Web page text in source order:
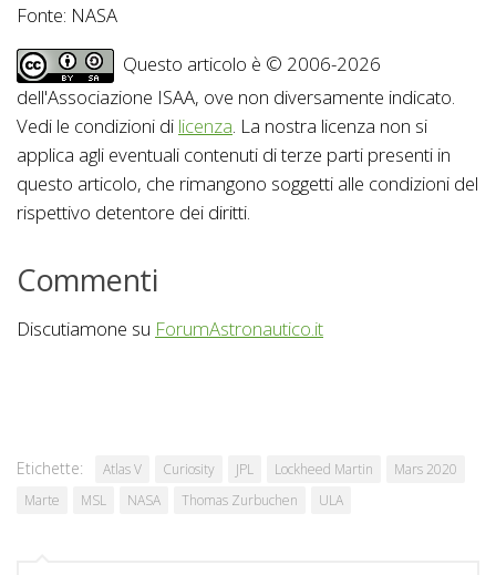
Fonte: NASA
Questo articolo è © 2006-2026
dell'Associazione ISAA, ove non diversamente indicato.
Vedi le condizioni di licenza. La nostra licenza non si
applica agli eventuali contenuti di terze parti presenti in
questo articolo, che rimangono soggetti alle condizioni del
rispettivo detentore dei diritti.
Commenti
Discutiamone su ForumAstronautico.it
Etichette: Atlas V Curiosity JPL Lockheed Martin
Mars 2020
Marte
MSL NASA Thomas Zurbuchen ULA